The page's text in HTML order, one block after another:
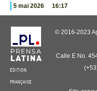
5 mai 2026 16:17
ÉDITION
FRANÇAISE
© 2016-2023
Calle E No.